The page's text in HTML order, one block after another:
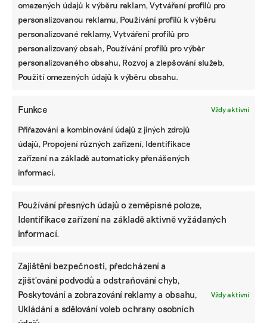
omezených údajů k výběru reklam, Vytváření profilů pro
personalizovanou reklamu, Používání profilů k výběru
personalizované reklamy, Vytváření profilů pro
personalizovaný obsah, Používání profilů pro výběr
personalizovaného obsahu, Rozvoj a zlepšování služeb,
Použití omezených údajů k výběru obsahu.
Funkce Vždy aktivní
Přiřazování a kombinování údajů z jiných zdrojů
údajů, Propojení různých zařízení, Identifikace
zařízení na základě automaticky přenášených
informací.
Používání přesných údajů o zeměpisné poloze,
Identifikace zařízení na základě aktivně vyžádaných
informací.
Zajištění bezpečnosti, předcházení a
zjišťování podvodů a odstraňování chyb,
Poskytování a zobrazování reklamy a obsahu,
Ukládání a sdělování voleb ochrany osobních
Vždy aktivní
PRÁCE, KTERÁ ZLEPŠÍ SVĚT
mutualus